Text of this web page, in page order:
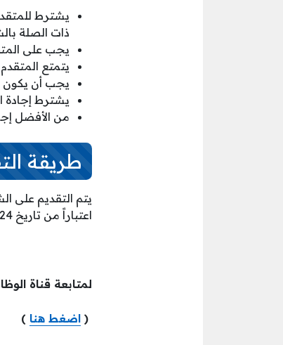
يشترط
ذات الصلة
يجب على
يتمتع
يجب أن يكون
يشترط إجادة
من الأفضل
طريقة
اعتباراً من تاريخ 27/4/2024 وحتى الاكتفاء بالعدد المطلوب عن طريق الرابط المباشر للتقديم
لمتابعة قناة
( اضغط هنا )